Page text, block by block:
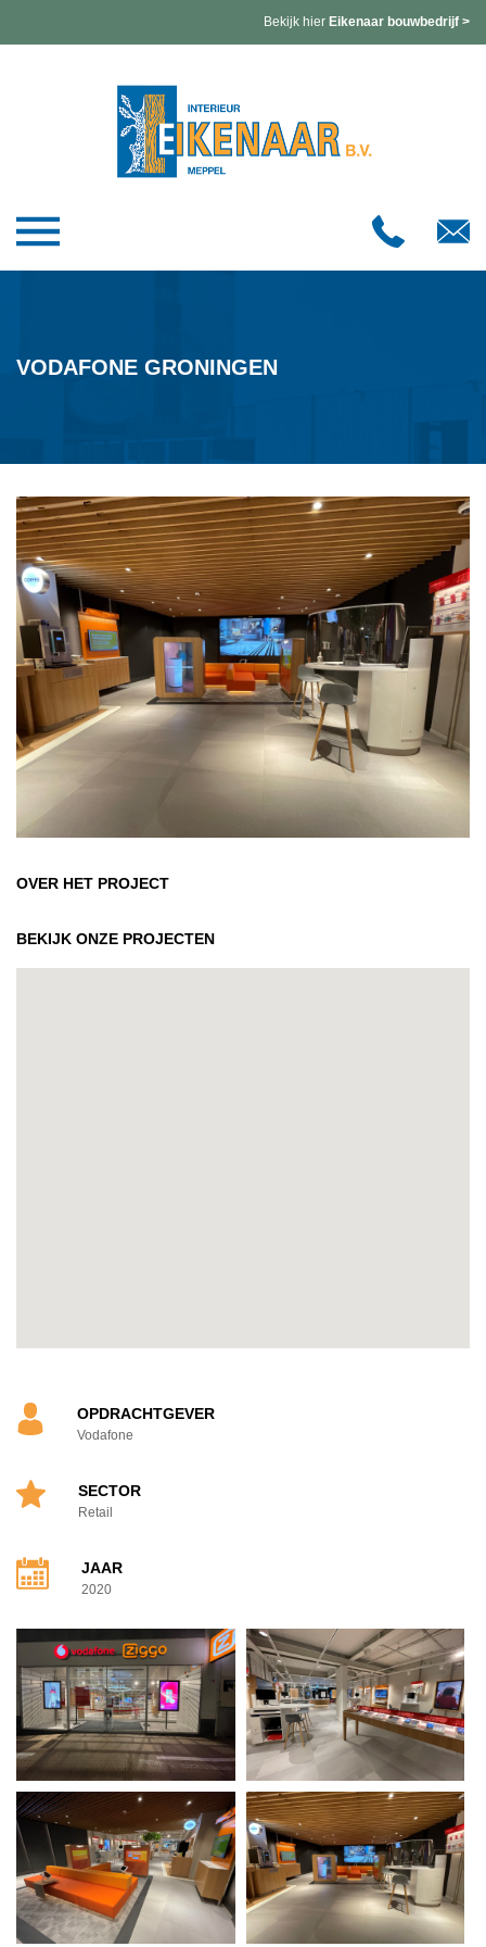
Bekijk hier Eikenaar bouwbedrijf >
VODAFONE GRONINGEN
OVER HET PROJECT
BEKIJK ONZE PROJECTEN
OPDRACHTGEVER
Vodafone
SECTOR
Retail
JAAR
2020